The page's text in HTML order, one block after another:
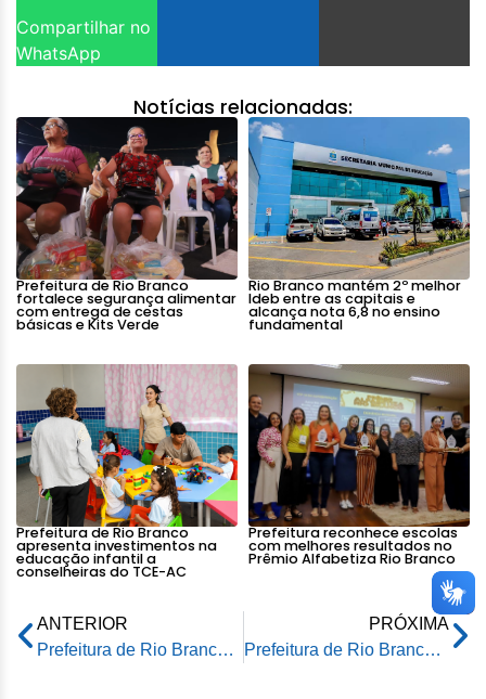
Compartilhar no
WhatsApp
Notícias relacionadas:
Prefeitura de Rio Branco
fortalece segurança alimentar
com entrega de cestas
básicas e Kits Verde
Rio Branco mantém 2º melhor
Ideb entre as capitais e
alcança nota 6,8 no ensino
fundamental
Prefeitura de Rio Branco
apresenta investimentos na
educação infantil a
conselheiras do TCE-AC
Prefeitura reconhece escolas
com melhores resultados no
Prêmio Alfabetiza Rio Branco
ANTERIOR
Prefeitura de Rio Branco realiza 1º Baile da Melhor Idade na Praça da Juventude
PRÓXIMA
Prefeitura de Rio Branco anuncia prorrogação para data de pagamento do Refis 2022